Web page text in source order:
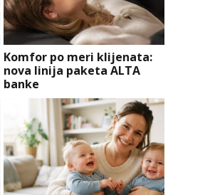
Komfor po meri klijenata:
nova linija paketa ALTA
banke